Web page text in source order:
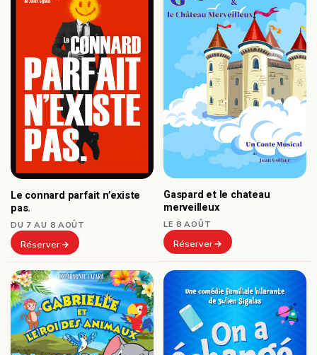
Le connard parfait n’existe
pas.
DU 7 AU 8 AOÛT
Réserver
Gaspard et le chateau
merveilleux
LE 8 AOÛT
Réserver